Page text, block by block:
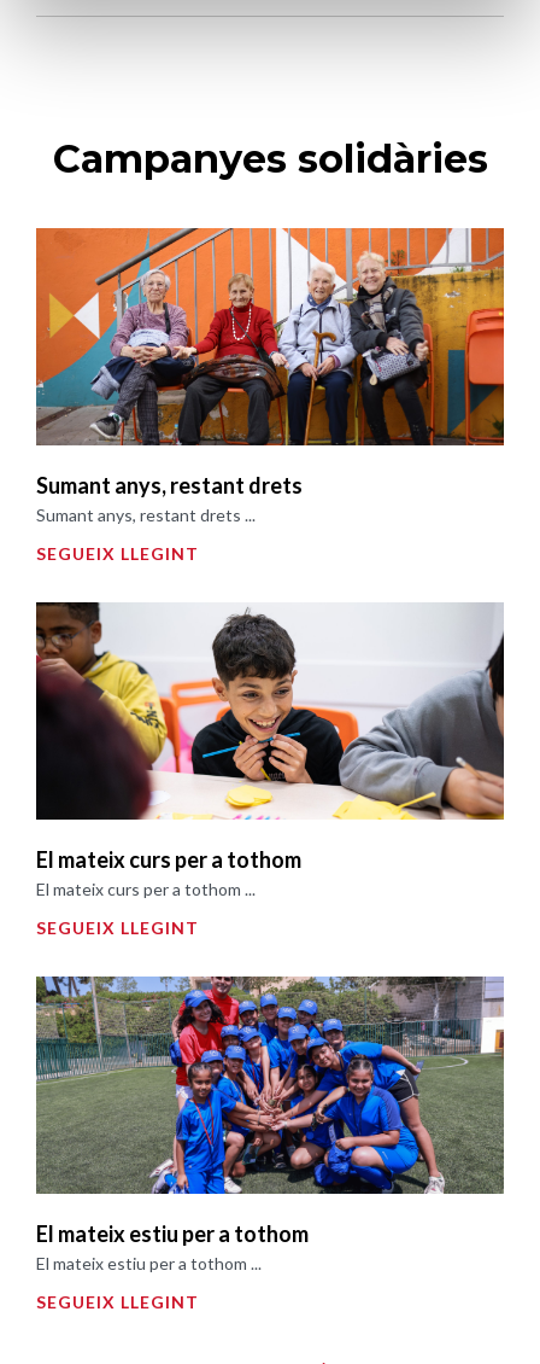
Campanyes solidàries
Sumant anys, restant drets
Sumant anys, restant drets ...
SEGUEIX LLEGINT
El mateix curs per a tothom
El mateix curs per a tothom ...
SEGUEIX LLEGINT
El mateix estiu per a tothom
El mateix estiu per a tothom ...
SEGUEIX LLEGINT